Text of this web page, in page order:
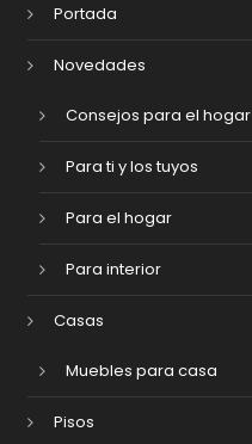
Portada
Novedades
Consejos para el hogar
Para ti y los tuyos
Para el hogar
Para interior
Casas
Muebles para casa
Pisos